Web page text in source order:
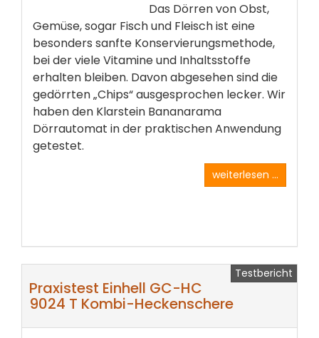
Das Dörren von Obst,
Gemüse, sogar Fisch und Fleisch ist eine
besonders sanfte Konservierungsmethode,
bei der viele Vitamine und Inhaltsstoffe
erhalten bleiben. Davon abgesehen sind die
gedörrten „Chips“ ausgesprochen lecker. Wir
haben den Klarstein Bananarama
Dörrautomat in der praktischen Anwendung
getestet.
weiterlesen ...
Testbericht
Praxistest Einhell GC-HC
9024 T Kombi-Heckenschere